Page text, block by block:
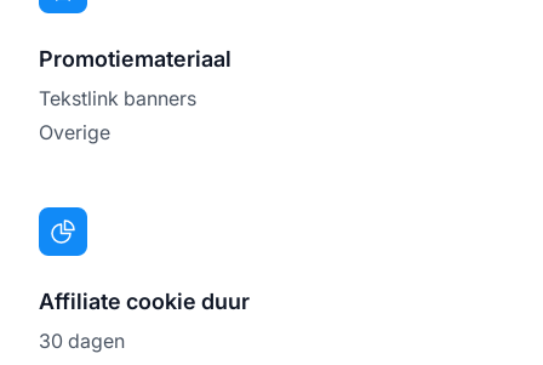
Promotiemateriaal
Tekstlink banners
Overige
Affiliate cookie duur
30 dagen